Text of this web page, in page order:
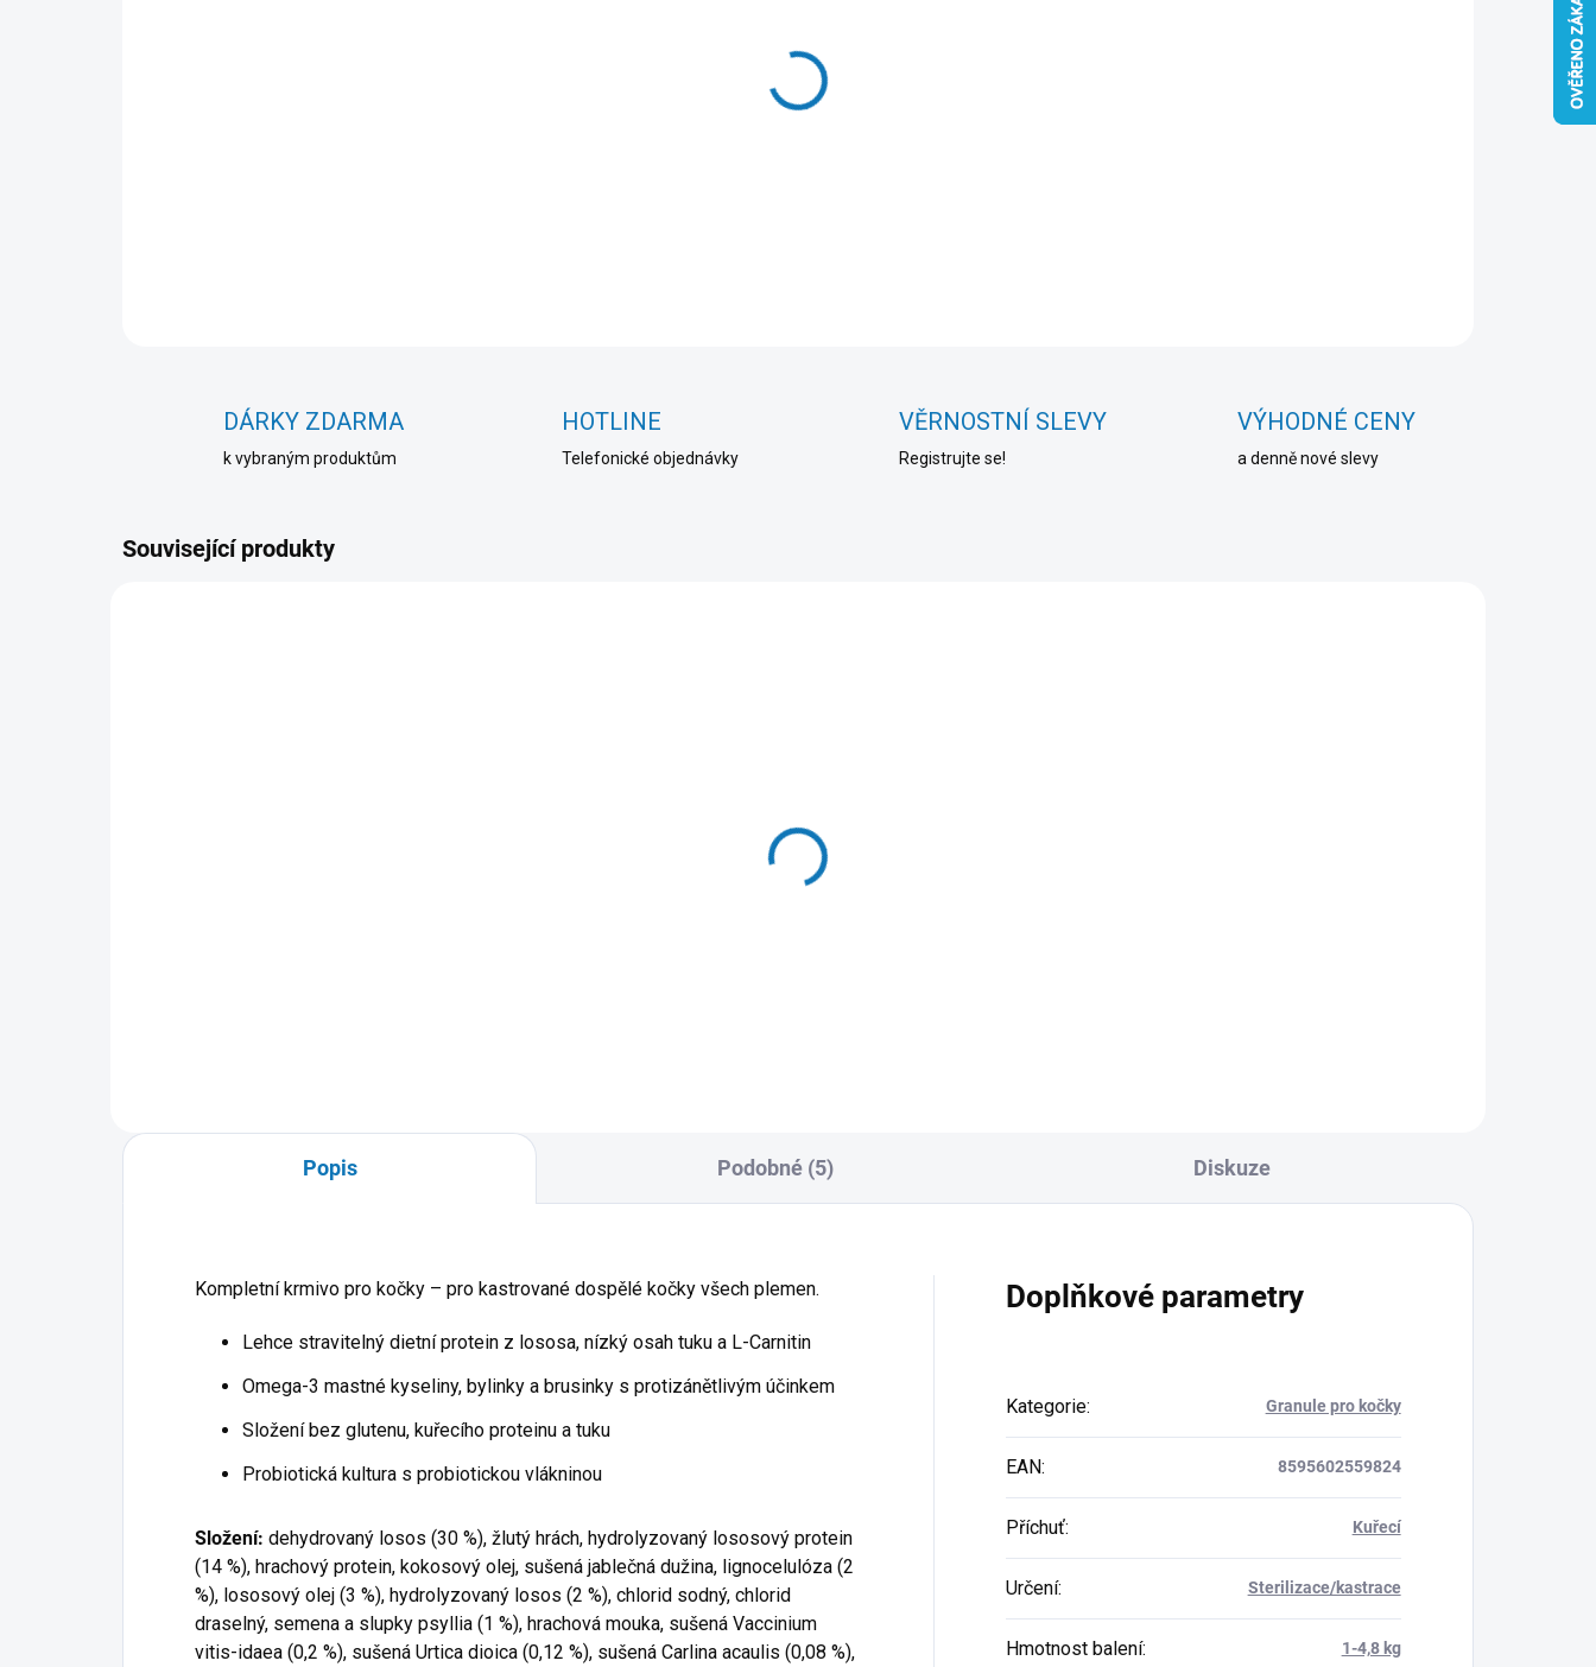
DÁRKY ZDARMA
k vybraným produktům
HOTLINE
Telefonické objednávky
VĚRNOSTNÍ SLEVY
Registrujte se!
VÝHODNÉ CENY
a denně nové slevy
Související produkty
Popis Podobné (5) Diskuze
Kompletní krmivo pro kočky – pro kastrované dospělé kočky všech plemen.
Lehce stravitelný dietní protein z lososa, nízký osah tuku a L-Carnitin
Omega-3 mastné kyseliny, bylinky a brusinky s protizánětlivým účinkem
Složení bez glutenu, kuřecího proteinu a tuku
Probiotická kultura s probiotickou vlákninou
Složení: dehydrovaný losos (30 %), žlutý hrách, hydrolyzovaný lososový protein
(14 %), hrachový protein, kokosový olej, sušená jablečná dužina, lignocelulóza (2
%), lososový olej (3 %), hydrolyzovaný losos (2 %), chlorid sodný, chlorid
draselný, semena a slupky psyllia (1 %), hrachová mouka, sušená Vaccinium
vitis-idaea (0,2 %), sušená Urtica dioica (0,12 %), sušená Carlina acaulis (0,08 %),
Doplňkové parametry
Kategorie: Granule pro kočky
EAN: 8595602559824
Příchuť: Kuřecí
Určení: Sterilizace/kastrace
Hmotnost balení: 1-4,8 kg